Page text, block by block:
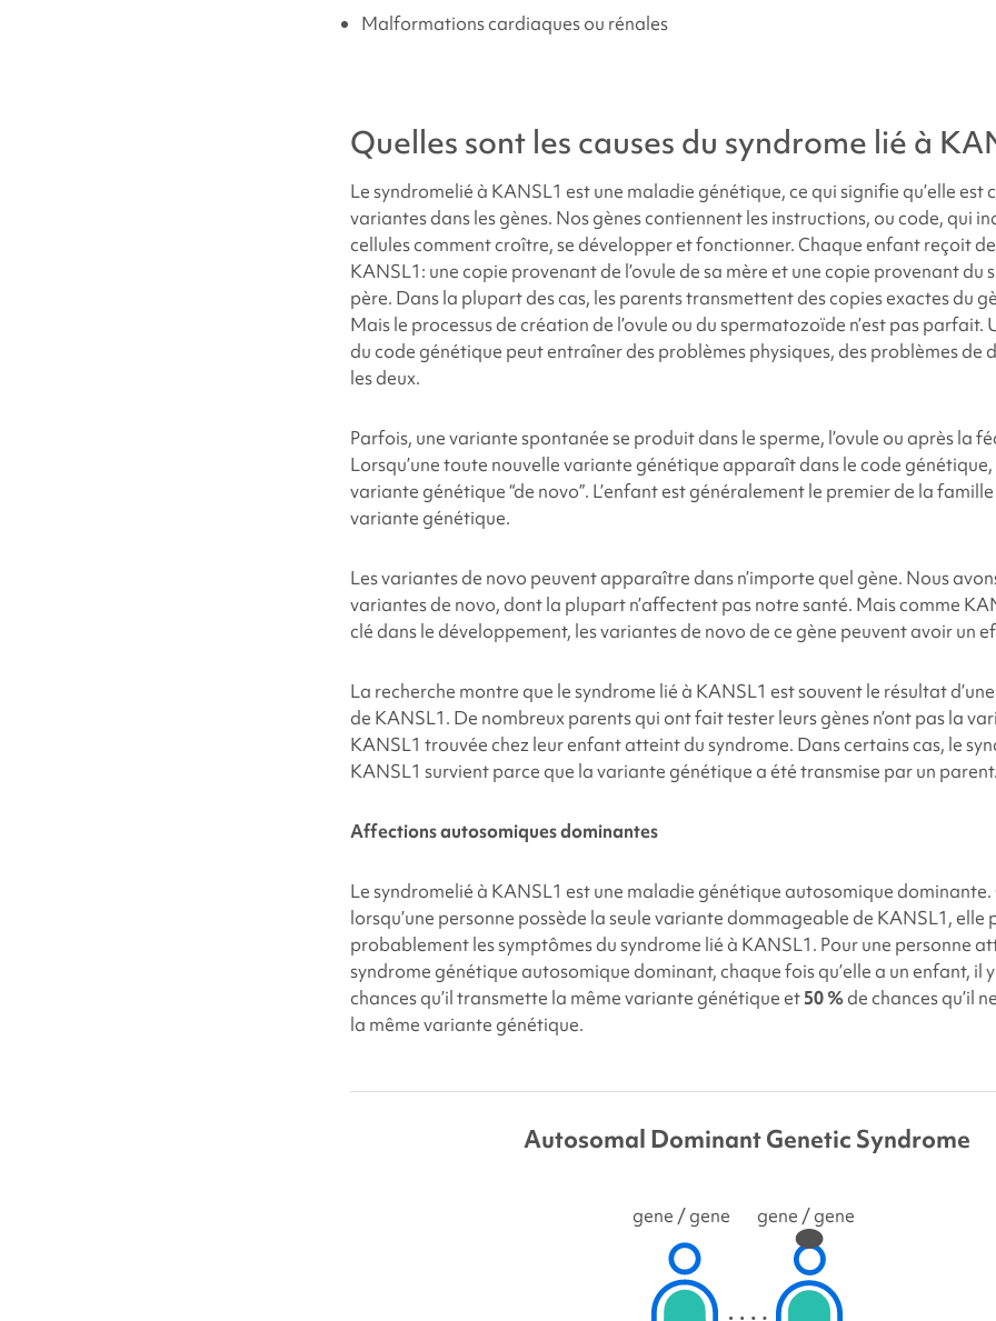
Malformations cardiaques ou rénales
Quelles sont les causes du syndrome lié à
Lesyndromelié à KANSL1 est une maladie génétique, ce qui signifie qu’elle est
variantes dans les gènes. Nos gènes contiennent les instructions, ou code, qui
cellules comment croître, se développer et fonctionner. Chaque enfant reçoit
KANSL1: une copie provenant de l’ovule de sa mère et une copie provenant du
père. Dans la plupart des cas, les parents transmettent des copies exactes du
Mais le processus de création de l’ovule ou du spermatozoïde n’est pas
du code génétique peut entraîner des problèmes physiques, des problèmes de
les deux.
Parfois, une variante spontanée se produit dans le sperme, l’ovule ou après la
Lorsqu’une toute nouvelle variante génétique apparaît dans le code
variante génétique “de novo”. L’enfant est généralement le premier de la
variante génétique.
Les variantes de novo peuvent apparaître dans n’importe quel gène. Nous
variantes de novo, dont la plupart n’affectent pas notre santé. Mais comme
clé dans le développement, les variantes de novo de ce gène peuvent avoir un
La recherche montre que le syndrome lié à KANSL1 est souvent le résultat
de KANSL1. De nombreux parents qui ont fait tester leurs gènes n’ont pas la
KANSL1 trouvée chez leur enfant atteint du syndrome. Dans certains cas, le
KANSL1 survient parce que la variante génétique a été transmise par un
Affections autosomiques dominantes
Lesyndromelié à KANSL1 est une maladie génétique autosomique dominante.
lorsqu’une personne possède la seule variante dommageable de KANSL1, elle
probablement les symptômes du syndrome lié à KANSL1. Pour une personne
syndrome génétique autosomique dominant, chaque fois qu’elle a un enfant, il
chances qu’il transmette la même variante génétique et50 %de chances qu’il
la même variante génétique.
Autosomal Dominant Genetic Syndrome
gene / gene gene / gene